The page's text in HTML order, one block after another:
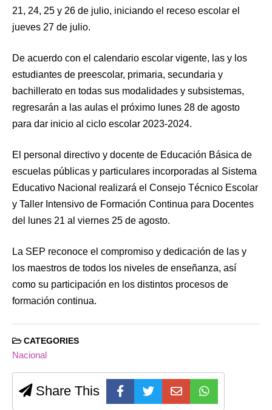
21, 24, 25 y 26 de julio, iniciando el receso escolar el
jueves 27 de julio.
De acuerdo con el calendario escolar vigente, las y los
estudiantes de preescolar, primaria, secundaria y
bachillerato en todas sus modalidades y subsistemas,
regresarán a las aulas el próximo lunes 28 de agosto
para dar inicio al ciclo escolar 2023-2024.
El personal directivo y docente de Educación Básica de
escuelas públicas y particulares incorporadas al Sistema
Educativo Nacional realizará el Consejo Técnico Escolar
y Taller Intensivo de Formación Continua para Docentes
del lunes 21 al viernes 25 de agosto.
La SEP reconoce el compromiso y dedicación de las y
los maestros de todos los niveles de enseñanza, así
como su participación en los distintos procesos de
formación continua.
CATEGORIES
Nacional
Share This